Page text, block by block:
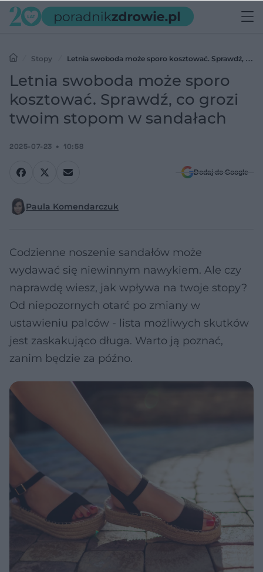
Stopy
Letnia swoboda może sporo kosztować. Sprawdź, co
grozi twoim stopom w sandałach
Letnia swoboda może sporo
kosztować. Sprawdź, co grozi
twoim stopom w sandałach
2025-07-23 10:58
Dodaj do Google
Paula Komendarczuk
Codzienne noszenie sandałów może
wydawać się niewinnym nawykiem. Ale czy
naprawdę wiesz, jak wpływa na twoje stopy?
Od niepozornych otarć po zmiany w
ustawieniu palców - lista możliwych skutków
jest zaskakująco długa. Warto ją poznać,
zanim będzie za późno.